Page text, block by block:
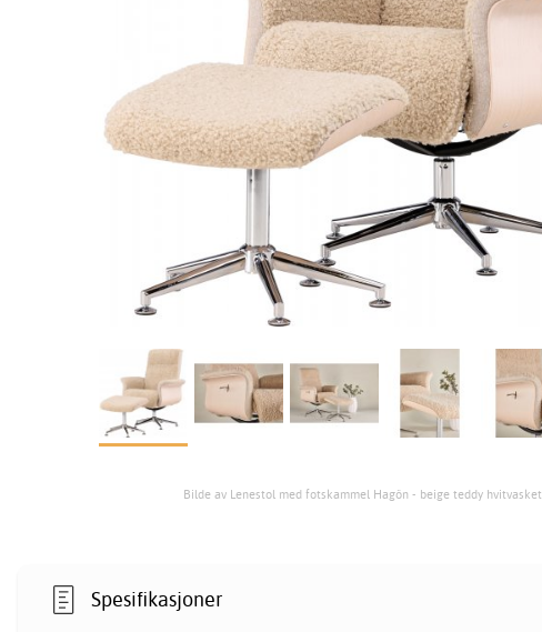
Bilde av Lenestol med fotskammel Hagön - beige teddy hvitvasket
Spesifikasjoner